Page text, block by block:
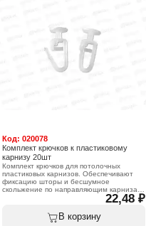
Код: 020078
Комплект крючков к пластиковому
карнизу 20шт
Комплект крючков для потолочных
пластиковых карнизов. Обеспечивают
фиксацию шторы и бесшумное
скольжение по направляющим карниза.
Характеристики:
Тип товара: Комплект крючков
22,48 ₽
В корзину